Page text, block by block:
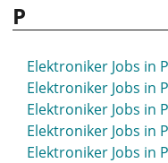
P
Elektroniker Jobs in
Elektroniker Jobs in
Elektroniker Jobs in
Elektroniker Jobs in
Elektroniker Jobs in